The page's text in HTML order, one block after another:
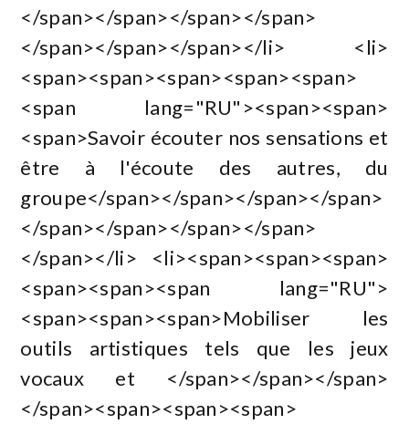
</span></span></span></span>
</span></span></span></li> <li>
<span><span><span><span><span>
<span lang="RU"><span><span>
<span>Savoir écouter nos sensations et
être à l'écoute des autres, du
groupe</span></span></span></span>
</span></span></span></span>
</span></li> <li><span><span><span>
<span><span><span lang="RU">
<span><span><span>Mobiliser les
outils artistiques tels que les jeux
vocaux et </span></span></span>
</span><span><span><span>